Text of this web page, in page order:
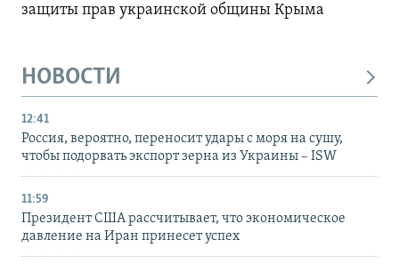
защиты прав украинской общины Крыма
НОВОСТИ
12:41
Россия, вероятно, переносит удары с моря на сушу,
чтобы подорвать экспорт зерна из Украины – ISW
11:59
Президент США рассчитывает, что экономическое
давление на Иран принесет успех